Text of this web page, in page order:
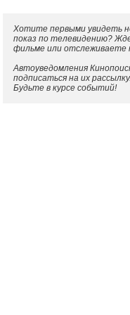
Хотите первыми увидеть
показ по телевидению?
фильме или отслеживаете
Автоуведомления
подписаться на их
Будьте в курсе событий!